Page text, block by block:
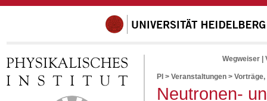
Wegweiser
PI > Veranstaltungen > Vorträge,
Neutronen-